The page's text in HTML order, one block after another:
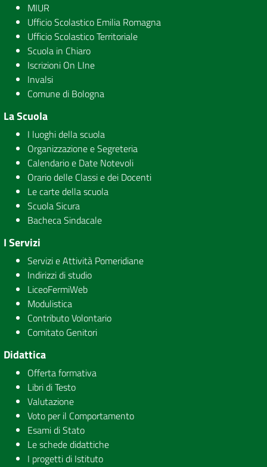
MIUR
Ufficio Scolastico Emilia Romagna
Ufficio Scolastico Territoriale
Scuola in Chiaro
Iscrizioni On LIne
Invalsi
Comune di Bologna
La Scuola
I luoghi della scuola
Organizzazione e Segreteria
Calendario e Date Notevoli
Orario delle Classi e dei Docenti
Le carte della scuola
Scuola Sicura
Bacheca Sindacale
I Servizi
Servizi e Attività Pomeridiane
Indirizzi di studio
LiceoFermiWeb
Modulistica
Contributo Volontario
Comitato Genitori
Didattica
Offerta formativa
Libri di Testo
Valutazione
Voto per il Comportamento
Esami di Stato
Le schede didattiche
I progetti di Istituto